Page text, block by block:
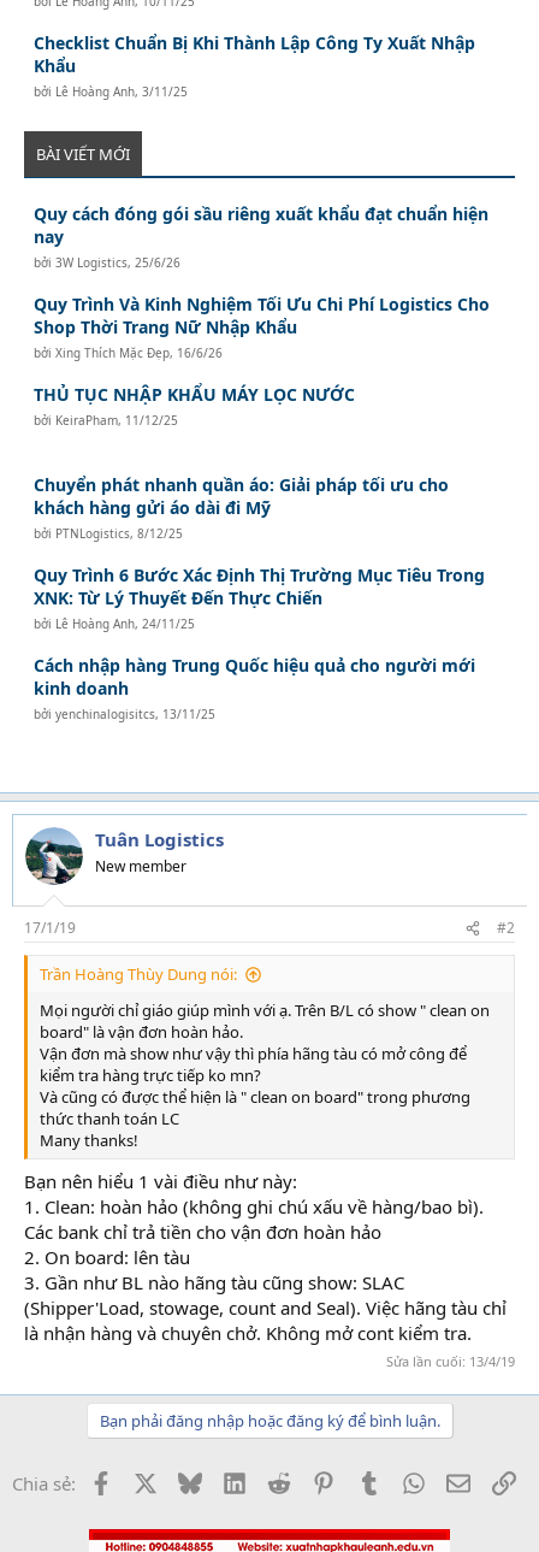
Checklist Chuẩn Bị Khi Thành Lập Công Ty Xuất Nhập
Khẩu
bởi Lê Hoàng Anh,3/11/25
BÀI VIẾT MỚI
Quy cách đóng gói sầu riêng xuất khẩu đạt chuẩn hiện
nay
bởi3W Logistics, 25/6/26
Quy Trình Và Kinh Nghiệm Tối Ưu Chi Phí Logistics Cho
Shop Thời Trang Nữ Nhập Khẩu
bởiXing Thích Mặc Đẹp, 16/6/26
THỦ TỤC NHẬP KHẨU MÁY LỌC NƯỚC
bởi KeiraPham, 11/12/25
Chuyển phát nhanh quần áo: Giải pháp tối ưu cho
khách hàng gửi áo dài đi Mỹ
bởi PTNLogistics,8/12/25
Quy Trình 6 Bước Xác Định Thị Trường Mục Tiêu Trong
XNK: Từ Lý Thuyết Đến Thực Chiến
bởi Lê Hoàng Anh, 24/11/25
Cách nhập hàng Trung Quốc hiệu quả cho người mới
kinh doanh
bởiyenchinalogisitcs, 13/11/25
Tuân Logistics
New member
17/1/19 #2
Trần Hoàng Thùy Dung nói:
Mọi người chỉ giáo giúp mình với ạ. Trên B/L có show " clean on
board" là vận đơn hoàn hảo.
Vận đơn mà show như vậy thì phía hãng tàu có mở công để
kiểm tra hàng trực tiếp ko mn?
Và cũng có được thể hiện là " clean on board" trong phương
thức thanh toán LC
Many thanks!
Bạn nên hiểu 1 vài điều như này:
1. Clean: hoàn hảo (không ghi chú xấu về hàng/bao bì).
Các bank chỉ trả tiền cho vận đơn hoàn hảo
2. On board: lên tàu
3. Gần như BL nào hãng tàu cũng show: SLAC
(Shipper'Load, stowage, count and Seal). Việc hãng tàu chỉ
là nhận hàng và chuyên chở. Không mở cont kiểm tra.
Sửa lần cuối: 13/4/19
Bạn phải đăng nhập hoặc đăng ký để bình luận.
Chia sẻ: Facebook BlueskyLinkedInReddit PinterestTumblrWhatsApp
Email